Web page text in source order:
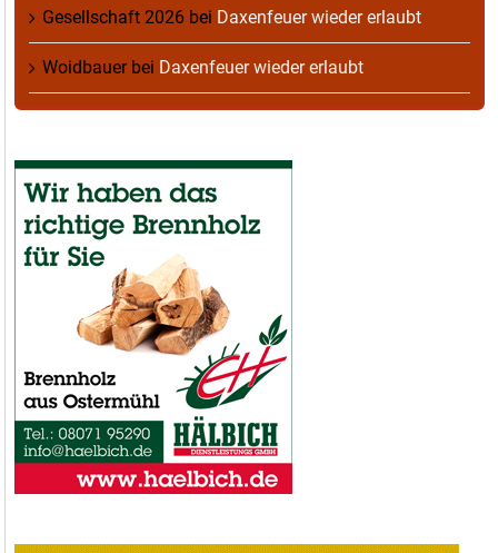
Gesellschaft 2026 bei Daxenfeuer wieder erlaubt
Woidbauerbei Daxenfeuer wieder erlaubt